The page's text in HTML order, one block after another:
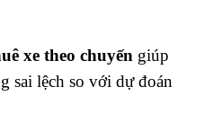
xe theo chuyến giúp
sai lệch so với dự đoán